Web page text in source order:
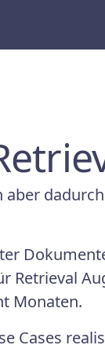
aber
Retrieval
Monaten.
Cases